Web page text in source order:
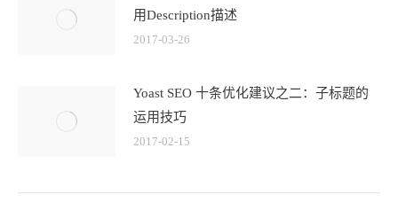
用Description描述
2017-03-26
Yoast SEO 十条优化建议之二：子标题的
运用技巧
2017-02-15